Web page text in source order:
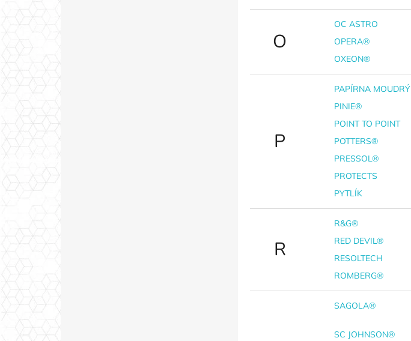
O
OC ASTRO
OPERA®
OXEON®
P
PAPÍRNA MOUDRÝ
PINIE®
POINT TO POINT
POTTERS®
PRESSOL®
PROTECTS
PYTLÍK
R
R&G®
RED DEVIL®
RESOLTECH
ROMBERG®
SAGOLA®
SC JOHNSON®